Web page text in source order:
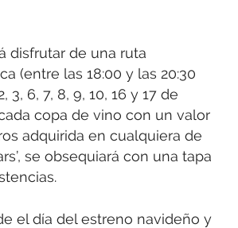
disfrutar de una ruta
(entre las 18:00 y las 20:30
3, 6, 7, 8, 9, 10, 16 y 17 de
copa de vino con un valor
adquirida en cualquiera de
se obsequiará con una tapa
el día del estreno navideño y